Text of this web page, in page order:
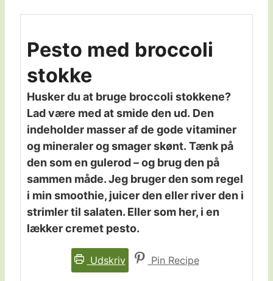
Pesto med broccoli
stokke
Husker du at bruge broccoli stokkene?
Lad være med at smide den ud. Den
indeholder masser af de gode vitaminer
og mineraler og smager skønt. Tænk på
den som en gulerod – og brug den på
sammen måde. Jeg bruger den som regel
i min smoothie, juicer den eller river den i
strimler til salaten. Eller som her, i en
lækker cremet pesto.
Udskriv Pin Recipe